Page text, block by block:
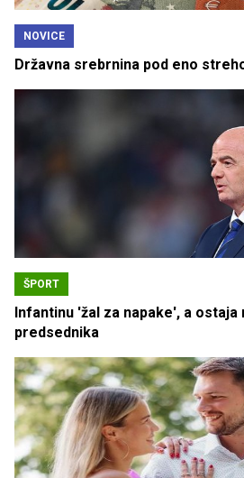
NOVICE
Državna srebrnina pod eno
ŠPORT
Infantinu 'žal za napake', a ostaja
predsednika